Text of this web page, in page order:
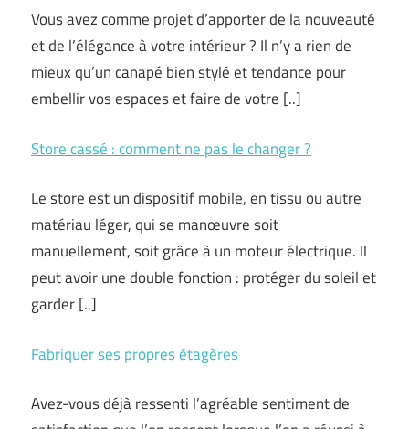
Vous avez comme projet d’apporter de la nouveauté
et de l’élégance à votre intérieur ? Il n’y a rien de
mieux qu’un canapé bien stylé et tendance pour
embellir vos espaces et faire de votre [..]
Store cassé : comment ne pas le changer ?
Le store est un dispositif mobile, en tissu ou autre
matériau léger, qui se manœuvre soit
manuellement, soit grâce à un moteur électrique. Il
peut avoir une double fonction : protéger du soleil et
garder [..]
Fabriquer ses propres étagères
Avez-vous déjà ressenti l’agréable sentiment de